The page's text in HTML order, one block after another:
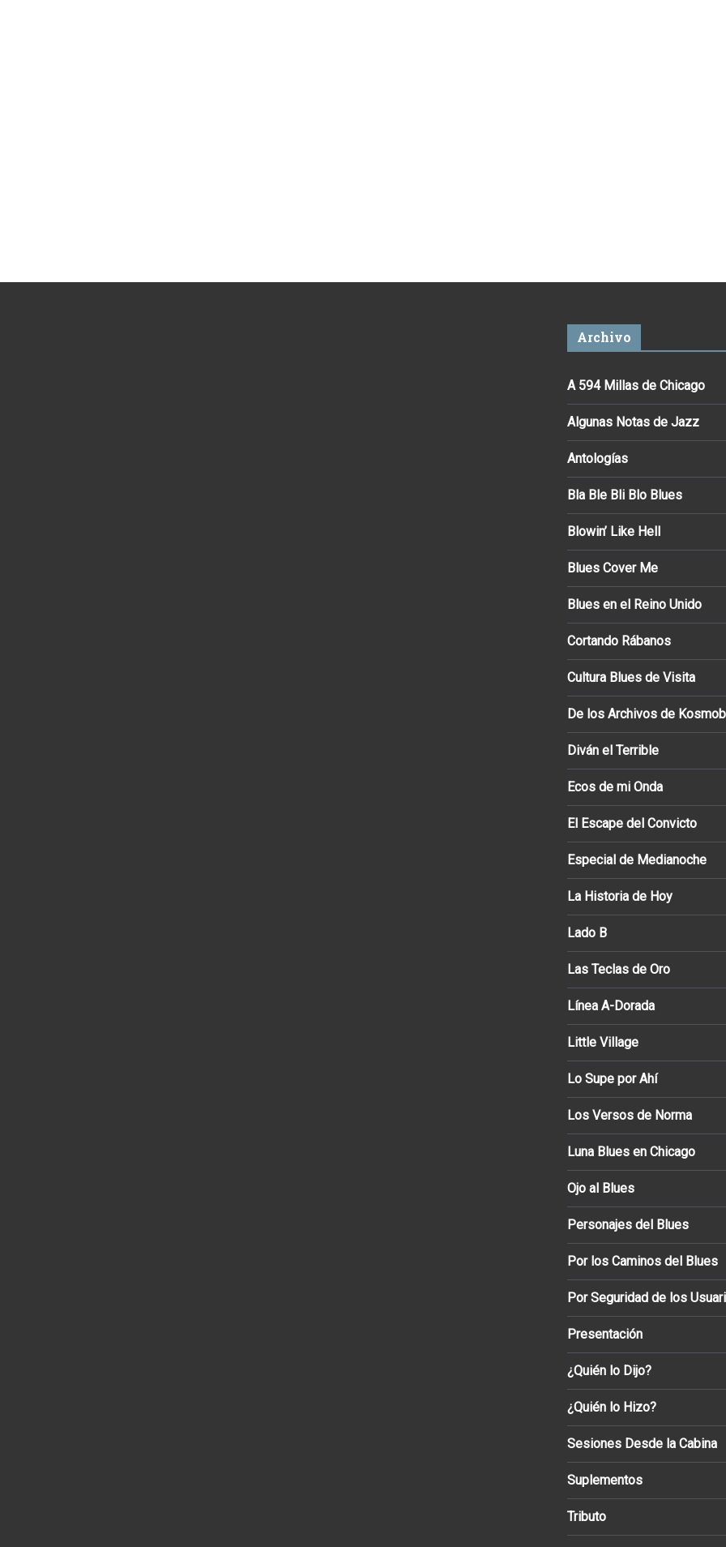
Archivo
A 594 Millas de Chicago
Algunas Notas de Jazz
Antologías
Bla Ble Bli Blo Blues
Blowin’ Like Hell
Blues Cover Me
Blues en el Reino Unido
Cortando Rábanos
Cultura Blues de Visita
De los Archivos de
Diván el Terrible
Ecos de mi Onda
El Escape del Convicto
Especial de Medianoche
La Historia de Hoy
Lado B
Las Teclas de Oro
Línea A-Dorada
Little Village
Lo Supe por Ahí
Los Versos de Norma
Luna Blues en Chicago
Ojo al Blues
Personajes del Blues
Por los Caminos del Blues
Por Seguridad de los
Presentación
¿Quién lo Dijo?
¿Quién lo Hizo?
Sesiones Desde la Cabina
Suplementos
Tributo